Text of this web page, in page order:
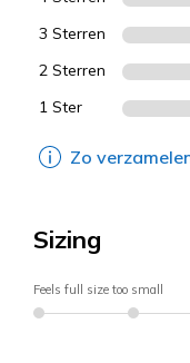
3 Sterren
2 Sterren
1 Ster
Zo
Sizing
Feels full size too small